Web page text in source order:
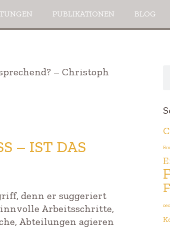
PUBLIKATIONEN BLOG
– IST DAS
denn er suggeriert
Arbeitsschritte,
Abteilungen agieren